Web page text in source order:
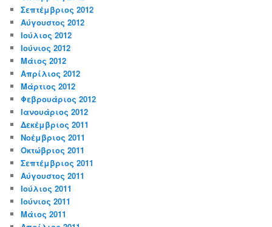
Σεπτέμβριος 2012
Αύγουστος 2012
Ιούλιος 2012
Ιούνιος 2012
Μάιος 2012
Απρίλιος 2012
Μάρτιος 2012
Φεβρουάριος 2012
Ιανουάριος 2012
Δεκέμβριος 2011
Νοέμβριος 2011
Οκτώβριος 2011
Σεπτέμβριος 2011
Αύγουστος 2011
Ιούλιος 2011
Ιούνιος 2011
Μάιος 2011